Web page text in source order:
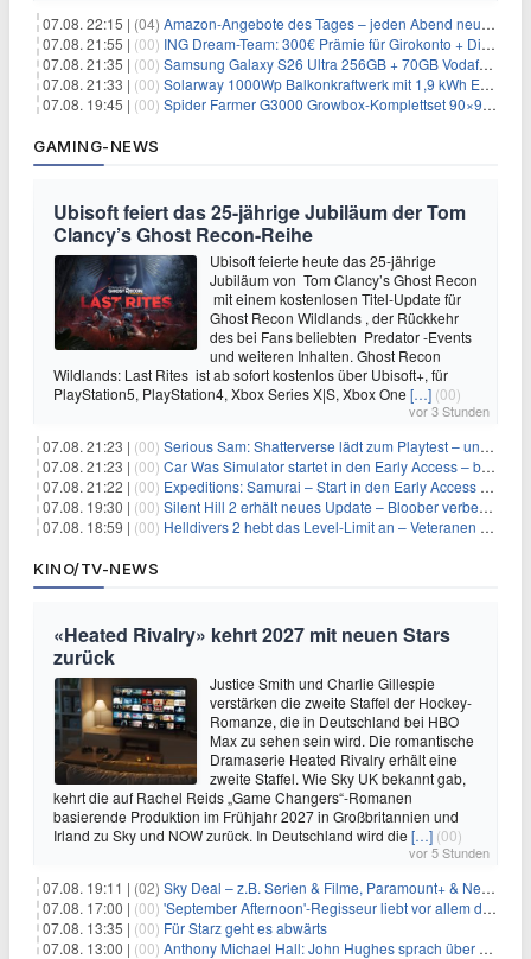
07.08. 22:15 | (04) Amazon-Angebote des Tages – jeden Abend neue Deals zum Stöbern
07.08. 21:55 | (00) ING Dream-Team: 300€ Prämie für Girokonto + Direkt-Depot
07.08. 21:35 | (00) Samsung Galaxy S26 Ultra 256GB + 70GB Vodafone-Netz für 34,99€/Monat (effektiv 4,74€/Monat)
07.08. 21:33 | (00) Solarway 1000Wp Balkonkraftwerk mit 1,9 kWh EcoFlow-Speicher für 719€ + 30€ Filial-Gutschein
07.08. 19:45 | (00) Spider Farmer G3000 Growbox-Komplettset 90×90×180 cm für 379,99€
GAMING-NEWS
Ubisoft feiert das 25-jährige Jubiläum der Tom
Clancy’s Ghost Recon-Reihe
Ubisoft feierte heute das 25-jährige
Jubiläum von Tom Clancy’s Ghost Recon
mit einem kostenlosen Titel-Update für
Ghost Recon Wildlands , der Rückkehr
des bei Fans beliebten Predator -Events
und weiteren Inhalten. Ghost Recon
Wildlands: Last Rites ist ab sofort kostenlos über Ubisoft+, für
PlayStation5, PlayStation4, Xbox Series X|S, Xbox One […] (00)
vor 3 Stunden
07.08. 21:23 | (00) Serious Sam: Shatterverse lädt zum Playtest – und erscheint schon bald!
07.08. 21:23 | (00) Car Was Simulator startet in den Early Access – bald gehts los!
07.08. 21:22 | (00) Expeditions: Samurai – Start in den Early Access ab heute im feudalen Japan
07.08. 19:30 | (00) Silent Hill 2 erhält neues Update – Bloober verbessert Grafik und Performance
07.08. 18:59 | (00) Helldivers 2 hebt das Level-Limit an – Veteranen können endlich weiter aufsteigen
KINO/TV-NEWS
«Heated Rivalry» kehrt 2027 mit neuen Stars
zurück
Justice Smith und Charlie Gillespie
verstärken die zweite Staffel der Hockey-
Romanze, die in Deutschland bei HBO
Max zu sehen sein wird. Die romantische
Dramaserie Heated Rivalry erhält eine
zweite Staffel. Wie Sky UK bekannt gab,
kehrt die auf Rachel Reids „Game Changers“-Romanen
basierende Produktion im Frühjahr 2027 in Großbritannien und
Irland zu Sky und NOW zurück. In Deutschland wird die […] (00)
vor 5 Stunden
07.08. 19:11 | (02) Sky Deal – z.B. Serien & Filme, Paramount+ & Netflix für 19,99€/Monat
07.08. 17:00 | (00) 'September Afternoon'-Regisseur liebt vor allem die 'Banalität' in seinen Filmen
07.08. 13:35 | (00) Für Starz geht es abwärts
07.08. 13:00 | (00) Anthony Michael Hall: John Hughes sprach über eine Fortsetzung von 'The Breakfast Club'